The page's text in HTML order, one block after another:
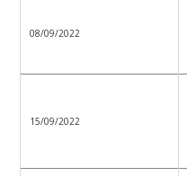
08/09/2022
15/09/2022